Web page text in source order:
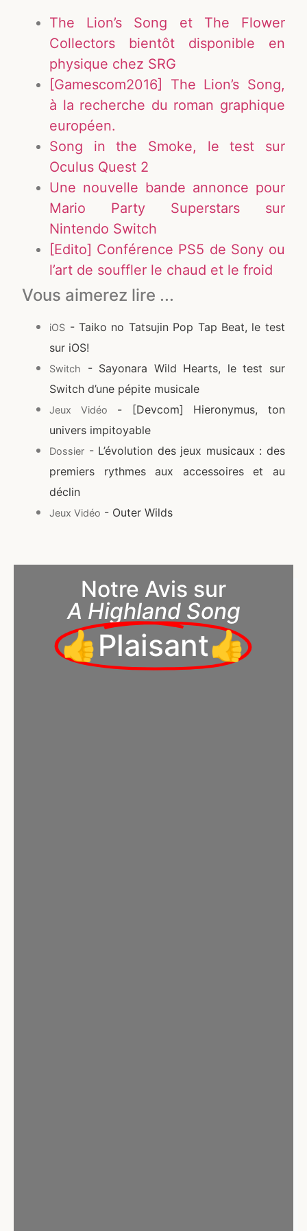
The Lion’s Song et The Flower
Collectors bientôt disponible en
physique chez SRG
[Gamescom2016] The Lion’s Song,
à la recherche du roman graphique
européen.
Song in the Smoke, le test sur
Oculus Quest 2
Une nouvelle bande annonce pour
Mario Party Superstars sur
Nintendo Switch
[Edito] Conférence PS5 de Sony ou
l’art de souffler le chaud et le froid
Vous aimerez lire ...
iOS - Taiko no Tatsujin Pop Tap Beat, le test
sur iOS!
Switch
- Sayonara Wild Hearts, le test sur
Switch d’une pépite musicale
Jeux Vidéo
- [Devcom] Hieronymus, ton
univers impitoyable
Dossier - L’évolution des jeux musicaux : des
premiers rythmes aux accessoires et au
déclin
Jeux Vidéo - Outer Wilds
Notre Avis sur
A Highland Song
👍Plaisant👍